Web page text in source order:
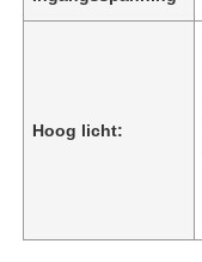
Video's
Hoog licht: